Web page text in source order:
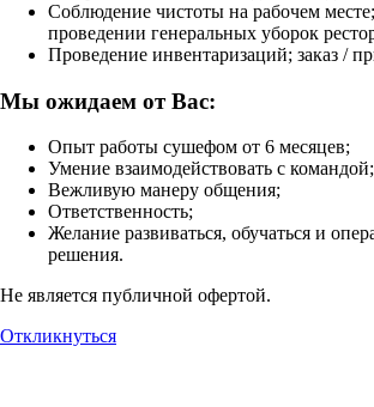
Соблюдение чистоты на рабочем
проведении генеральных уборок
Проведение инвентаризаций; заказ /
Мы ожидаем от Вас:
Опыт работы сушефом от 6 месяцев;
Умение взаимодействовать с командой;
Вежливую манеру общения;
Ответственность;
Желание развиваться, обучаться и
решения.
Не является публичной офертой.
Откликнуться